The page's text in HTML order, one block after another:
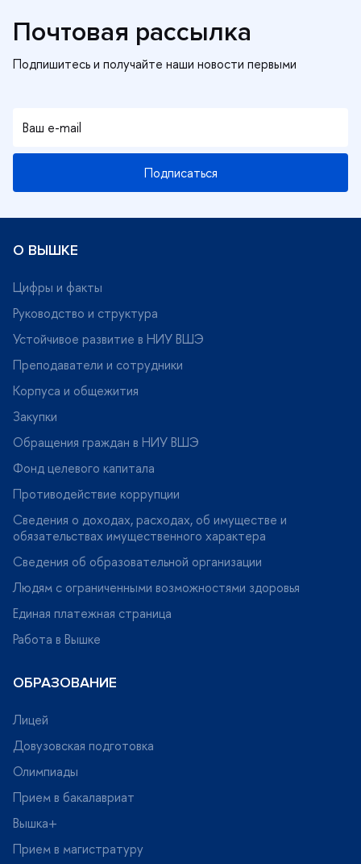
Почтовая рассылка
Подписаться
О ВЫШКЕ
Цифры и факты
Руководство и структура
Устойчивое развитие в НИУ ВШЭ
Преподаватели и сотрудники
Корпуса и общежития
Закупки
Обращения граждан в НИУ ВШЭ
Фонд целевого капитала
Противодействие коррупции
Сведения о доходах, расходах, об имуществе и
обязательствах имущественного характера
Сведения об образовательной организации
Людям с ограниченными возможностями здоровья
Единая платежная страница
Работа в Вышке
ОБРАЗОВАНИЕ
Лицей
Довузовская подготовка
Олимпиады
Прием в бакалавриат
ышка+
Прием в магистратуру